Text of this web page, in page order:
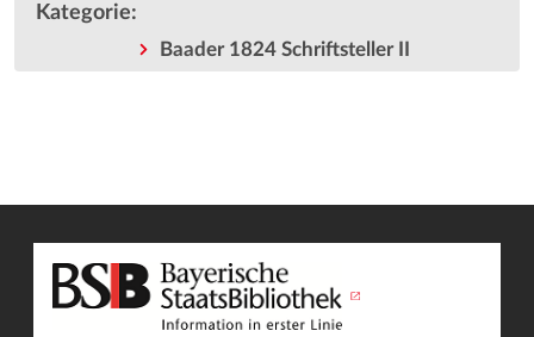
Kategorie:
Baader 1824 Schriftsteller II